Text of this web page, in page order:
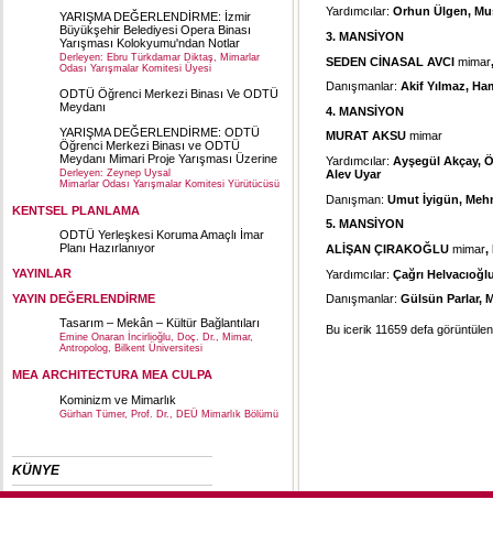
YARIŞMA DEĞERLENDİRME: İzmir
Büyükşehir Belediyesi Opera Binası
Yarışması Kolokyumu'ndan Notlar
Derleyen: Ebru Türkdamar Diktaş, Mimarlar
Odası Yarışmalar Komitesi Üyesi
ODTÜ Öğrenci Merkezi Binası Ve ODTÜ
Meydanı
YARIŞMA DEĞERLENDİRME: ODTÜ
Öğrenci Merkezi Binası ve ODTÜ
Meydanı Mimari Proje Yarışması Üzerine
Derleyen: Zeynep Uysal
Mimarlar Odası Yarışmalar Komitesi Yürütücüsü
KENTSEL PLANLAMA
ODTÜ Yerleşkesi Koruma Amaçlı İmar
Planı Hazırlanıyor
YAYINLAR
YAYIN DEĞERLENDİRME
Tasarım – Mekân – Kültür Bağlantıları
Emine Onaran İncirlioğlu, Doç. Dr., Mimar,
Antropolog, Bilkent Üniversitesi
MEA ARCHITECTURA MEA CULPA
Kominizm ve Mimarlık
Gürhan Tümer, Prof. Dr., DEÜ Mimarlık Bölümü
KÜNYE
Yardımcılar: Orhun Ülgen,
3. MANSİYON
SEDEN CİNASAL AVCI mimar
Danışmanlar: Akif Yılmaz,
4. MANSİYON
MURAT AKSU mimar
Yardımcılar: Ayşegül Akçay,
Alev Uyar
Danışman: Umut İyigün,
5. MANSİYON
ALİŞAN ÇIRAKOĞLU mimar,
Yardımcılar: Çağrı
Danışmanlar: Gülsün Parlar,
Bu icerik 11659 defa